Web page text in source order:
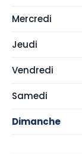
Mercredi
Jeudi
Vendredi
Samedi
Dimanche